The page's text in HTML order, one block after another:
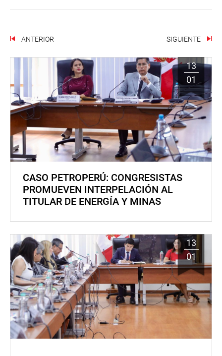
ANTERIOR SIGUIENTE
13
01
CASO PETROPERÚ: CONGRESISTAS
PROMUEVEN INTERPELACIÓN AL
TITULAR DE ENERGÍA Y MINAS
13
01